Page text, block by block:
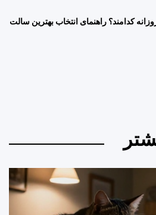
کدامند؟ راهنمای انتخاب بهترین سالت